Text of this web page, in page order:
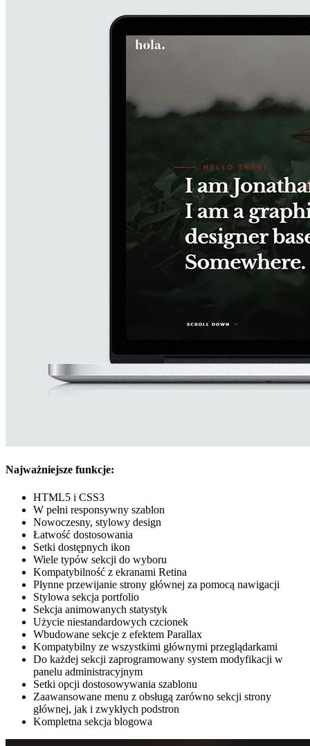
Najważniejsze funkcje:
HTML5 i CSS3
W pełni responsywny szablon
Nowoczesny, stylowy design
Łatwość dostosowania
Setki dostępnych ikon
Wiele typów sekcji do wyboru
Kompatybilność z ekranami Retina
Płynne przewijanie strony głównej za pomocą nawigacji
Stylowa sekcja portfolio
Sekcja animowanych statystyk
Użycie niestandardowych czcionek
Wbudowane sekcje z efektem Parallax
Kompatybilny ze wszystkimi głównymi przeglądarkami
Do każdej sekcji zaprogramowany system modyfikacji w
panelu administracyjnym
Setki opcji dostosowywania szablonu
Zaawansowane menu z obsługą zarówno sekcji strony
głównej, jak i zwykłych podstron
Kompletna sekcja blogowa